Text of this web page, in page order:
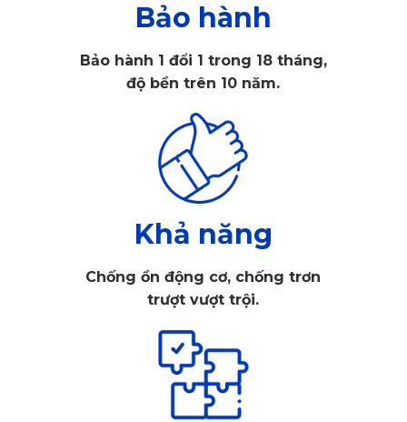
Nhiều tính năng tiện ích khác như cảnh báo tốc độ, cảnh
báo chệch làn đường hay nhắc nhở người lái điều chỉnh tốc
độ phù hợp sẽ được các hãng camera tích hợp tùy thuộc
vào từng sản phẩm. Hơn nữa, với một số camera hành trình
có khả năng thu hình ban đêm và thu hình ngược sáng đảm
Bảo hành
Bảo hành 1 đổi 1 trong 18 tháng,
độ bền trên 10 năm.
Khả năng
Chống ồn động cơ, chống trơn
trượt vượt trội.